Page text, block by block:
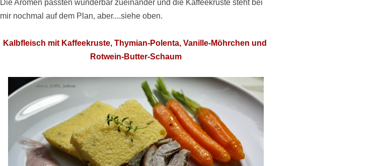
Die Aromen passten wunderbar zueinander und die Kaffeekruste steht bei
mir nochmal auf dem Plan, aber....siehe oben.
Kalbfleisch mit Kaffeekruste, Thymian-Polenta, Vanille-Möhrchen und
Rotwein-Butter-Schaum